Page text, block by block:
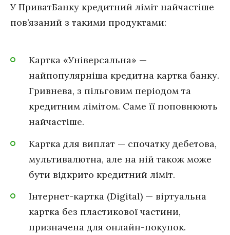
У ПриватБанку кредитний ліміт найчастіше
пов’язаний з такими продуктами:
Картка «Універсальна» —
найпопулярніша кредитна картка банку.
Гривнева, з пільговим періодом та
кредитним лімітом. Саме її поповнюють
найчастіше.
Картка для виплат — спочатку дебетова,
мультивалютна, але на ній також може
бути відкрито кредитний ліміт.
Інтернет-картка (Digital) — віртуальна
картка без пластикової частини,
призначена для онлайн-покупок.